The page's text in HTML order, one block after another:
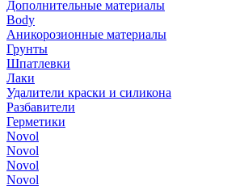
Дополнительные материалы
Body
Аникорозионные материалы
Грунты
Шпатлевки
Лаки
Удалители краски и силикона
Разбавители
Герметики
Novol
Novol
Novol
Novol